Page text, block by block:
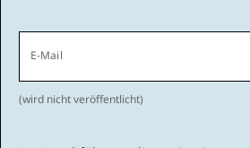
E-Mail
(wird nicht veröffentlicht)